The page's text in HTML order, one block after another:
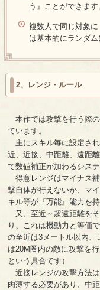
う』ことができます
複数人で同じ対象
は基本的にランダム
2、レンジ・ルール
本作では攻撃を行う際
ています。
主にスキル毎に設定さ
近、近接、中距離、遠距
て数値補正が加わるシス
得意レンジはマイナス
撃自体が行えないか、マ
キル等が『万能』能力を
又、至近～超遠距離を
り、これは機動力と等価
の至近は3メートル以内、
は20M圏内の敵に攻撃を
という具合です）
近接レンジの攻撃方法
肉薄する必要があり、中